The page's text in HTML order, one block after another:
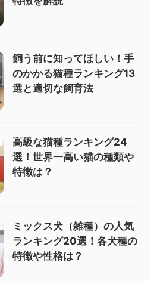
飼う前に知ってほしい！手
のかかる猫種ランキング13
選と適切な飼育法
高級な猫種ランキング24
選！世界一高い猫の種類や
特徴は？
ミックス犬（雑種）の人気
ランキング20選！各犬種の
特徴や性格は？